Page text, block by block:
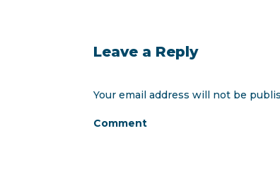
Leave a Reply
Your email address will not be
Comment